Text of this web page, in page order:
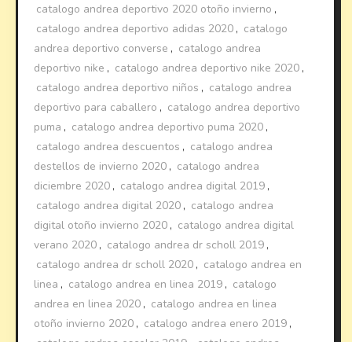
catalogo andrea deportivo 2020 otoño invierno ,
catalogo andrea deportivo adidas 2020 , catalogo
andrea deportivo converse , catalogo andrea
deportivo nike , catalogo andrea deportivo nike 2020 ,
catalogo andrea deportivo niños , catalogo andrea
deportivo para caballero , catalogo andrea deportivo
puma , catalogo andrea deportivo puma 2020 ,
catalogo andrea descuentos , catalogo andrea
destellos de invierno 2020 , catalogo andrea
diciembre 2020 , catalogo andrea digital 2019 ,
catalogo andrea digital 2020 , catalogo andrea
digital otoño invierno 2020 , catalogo andrea digital
verano 2020 , catalogo andrea dr scholl 2019 ,
catalogo andrea dr scholl 2020 , catalogo andrea en
linea , catalogo andrea en linea 2019 , catalogo
andrea en linea 2020 , catalogo andrea en linea
otoño invierno 2020 , catalogo andrea enero 2019 ,